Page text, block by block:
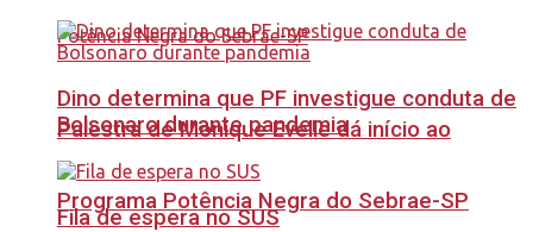
Palestra de Monique Evelle dá início ao
Programa Potência Negra do Sebrae-SP
Dino determina que PF investigue conduta de
Bolsonaro durante pandemia
Fila de espera no SUS